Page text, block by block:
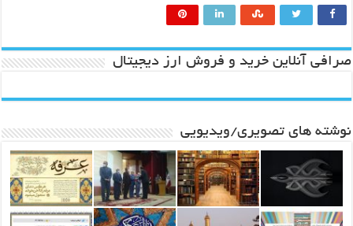
صرافی آنلاین خرید و فروش ارز دیجیتال
نوشته های تصویری/ویدیویی